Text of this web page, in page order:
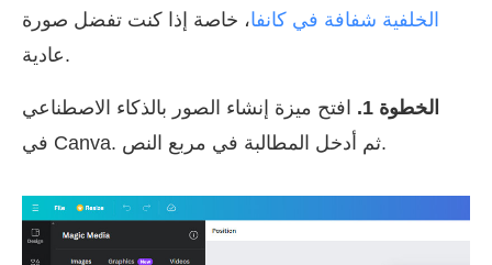
الخلفية شفافة في كانفا، خاصة إذا كنت تفضل صورة
عادية.
الخطوة 1.
افتح ميزة إنشاء الصور بالذكاء الاصطناعي
في Canva. ثم أدخل المطالبة في مربع النص.